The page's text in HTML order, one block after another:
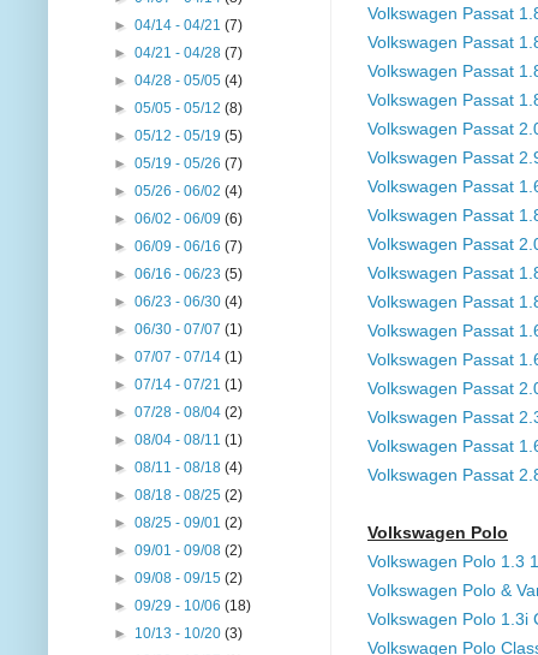
Volkswagen Passat
Volkswagen Passat
Volkswagen Passat
Volkswagen Passat
Volkswagen Passat
Volkswagen Passat
Volkswagen Passat
Volkswagen Passat
Volkswagen Passat
Volkswagen Passat
Volkswagen Passat
Volkswagen Passat
Volkswagen Passat
Volkswagen Passat
Volkswagen Passat
Volkswagen Passat
Volkswagen Passat
Volkswagen Polo
Volkswagen Polo 1.3
Volkswagen Polo &
Volkswagen Polo 1.3i
Volkswagen Polo
►04/14 - 04/21(7)
►04/21 - 04/28(7)
►04/28 - 05/05(4)
►05/05 - 05/12(8)
►05/12 - 05/19(5)
►05/19 - 05/26(7)
►05/26 - 06/02(4)
►06/02 - 06/09(6)
►06/09 - 06/16(7)
►06/16 - 06/23(5)
►06/23 - 06/30(4)
►06/30 - 07/07(1)
►07/07 - 07/14(1)
►07/14 - 07/21(1)
►07/28 - 08/04(2)
►08/04 - 08/11(1)
►08/11 - 08/18(4)
►08/18 - 08/25(2)
►08/25 - 09/01(2)
►09/01 - 09/08(2)
►09/08 - 09/15(2)
►09/29 - 10/06(18)
► 10/13 - 10/20(3)